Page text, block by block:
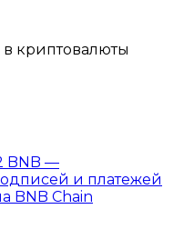
BNB —
и платежей
BNB Chain